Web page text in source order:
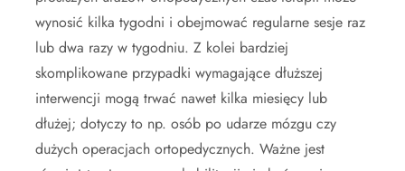
wynosić kilka tygodni i obejmować regularne sesje raz
lub dwa razy w tygodniu. Z kolei bardziej
skomplikowane przypadki wymagające dłuższej
interwencji mogą trwać nawet kilka miesięcy lub
dłużej; dotyczy to np. osób po udarze mózgu czy
dużych operacjach ortopedycznych. Ważne jest